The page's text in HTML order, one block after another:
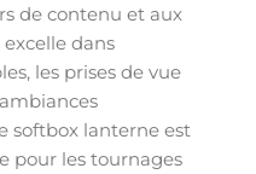
de contenu et aux
dans
les prises de vue
softbox lanterne est
pour les tournages